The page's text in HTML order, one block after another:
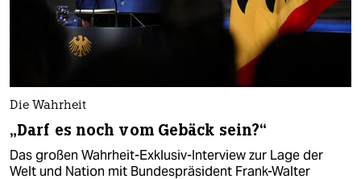
Die Wahrheit
„Darf es noch vom Gebäck sein?“
Das großen Wahrheit-Exklusiv-Interview zur Lage der
Welt und Nation mit Bundespräsident Frank-Walter